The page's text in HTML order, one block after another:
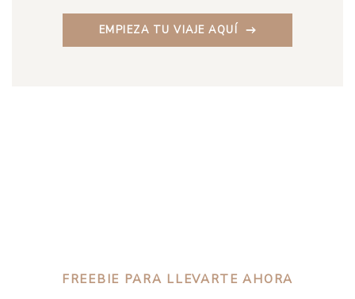
EMPIEZA TU VIAJE AQUÍ
FREEBIE PARA LLEVARTE AHORA